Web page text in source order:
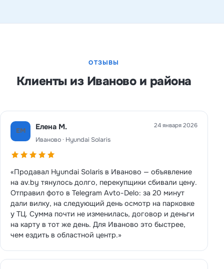
ОТЗЫВЫ
Клиенты из Иваново и района
ЕМ Елена М.
Иваново · Hyundai Solaris
24 января 2026
«Продавал Hyundai Solaris в Иваново — объявление
на av.by тянулось долго, перекупщики сбивали цену.
Отправил фото в Telegram Avto-Delo: за 20 минут
дали вилку, на следующий день осмотр на парковке
у ТЦ. Сумма почти не изменилась, договор и деньги
на карту в тот же день. Для Иваново это быстрее,
чем ездить в областной центр.»